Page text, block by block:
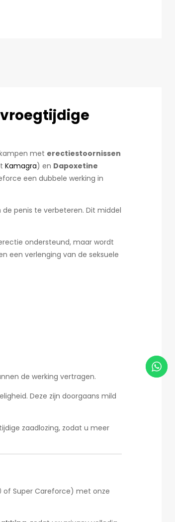
met erectiestoornissen
Kamagra) en Dapoxetine
een dubbele werking in
penis te verbeteren. Dit middel
ondersteund, maar wordt
een verlenging van de seksuele
de werking vertragen.
Deze zijn doorgaans mild
zaadlozing, zodat u meer
of Super Careforce) met onze